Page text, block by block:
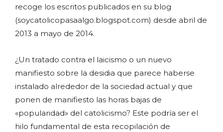
recoge los escritos publicados en su blog
(soycatolicopasaalgo.blogspot.com) desde abril de
2013 a mayo de 2014.
¿Un tratado contra el laicismo o un nuevo
manifiesto sobre la desidia que parece haberse
instalado alrededor de la sociedad actual y que
ponen de manifiesto las horas bajas de
«popularidad» del catolicismo? Este podría ser el
hilo fundamental de esta recopilación de